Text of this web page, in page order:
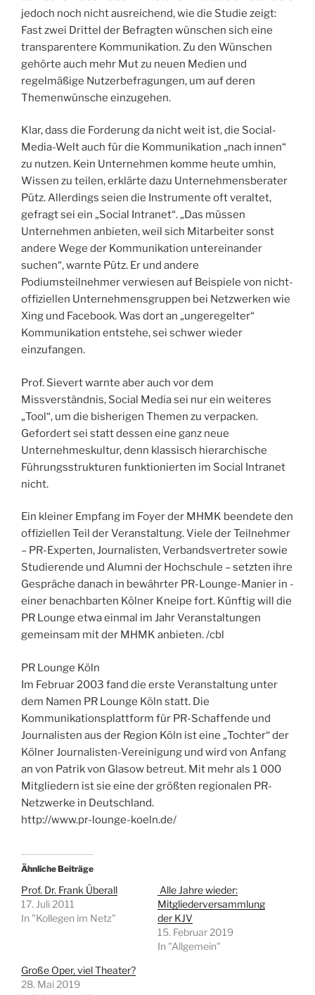
jedoch noch nicht ausreichend, wie die Studie zeigt:
Fast zwei Drittel der Befragten wünschen sich eine
transparentere Kommunikation. Zu den Wünschen
gehörte auch mehr Mut zu neuen Medien und
regelmäßige Nutzerbefragungen, um auf deren
Themenwünsche einzugehen.
Klar, dass die Forderung da nicht weit ist, die ­Social-
Media-Welt auch für die Kommunikation „nach innen“
zu nutzen. Kein Unternehmen komme heute umhin,
Wissen zu teilen, erklärte dazu Unternehmensberater
Pütz. Allerdings seien die Instrumente oft veraltet,
gefragt sei ein „Social Intranet“. „Das müssen
Unternehmen anbieten, weil sich Mitarbeiter sonst
andere Wege der Kommunikation untereinander
suchen“, warnte Pütz. Er und andere
Podiumsteilnehmer verwiesen auf Beispiele von nicht-
offiziellen Unternehmensgruppen bei Netzwerken wie
Xing und Facebook. Was dort an „ungeregelter“
Kommunikation entstehe, sei schwer wieder
einzufangen.
Prof. Sievert warnte aber auch vor dem
Missverständnis, Social Media sei nur ein weiteres
„Tool“, um die bisherigen Themen zu verpacken.
Gefordert sei statt dessen eine ganz neue
Unternehmeskultur, denn klassisch hierarchische
Führungsstruk­turen funktionierten im Social Intranet
nicht.
Ein kleiner Empfang im Foyer der MHMK ­beendete den
offiziellen Teil der Veranstaltung. Viele der Teilnehmer
– PR-Experten, Journalisten, Verbandsvertreter sowie
Studierende und Alumni der Hochschule – setzten ihre
Gespräche danach in bewährter PR-Lounge-Manier in ­
einer benachbarten Kölner Kneipe fort. Künftig will die
PR Lounge etwa einmal im Jahr Veranstaltungen
gemeinsam mit der MHMK anbieten. /cbl
PR Lounge Köln
Im Februar 2003 fand die erste Veranstaltung unter
dem Namen PR Lounge Köln statt. Die
Kommunikationsplattform für PR-Schaffende und
Journalisten aus der Region Köln ist eine „Tochter“ der
Kölner Journalisten-Vereinigung und wird von Anfang
an von Patrik von Glasow betreut. Mit mehr als 1 000
Mitgliedern ist sie eine der größten regionalen PR-
Netzwerke in Deutschland.
http://www.pr-lounge-koeln.de/
Ähnliche Beiträge
Prof. Dr. Frank Überall
17. Juli 2011
In "Kollegen im Netz"
Alle Jahre wieder:
Mitgliederversammlung
der KJV
15. Februar 2019
In "Allgemein"
Große Oper, viel Theater?
28. Mai 2019